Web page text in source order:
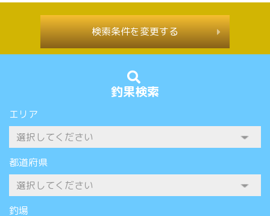
釣果検索
エリア
都道府県
釣場
検索条件を変更する